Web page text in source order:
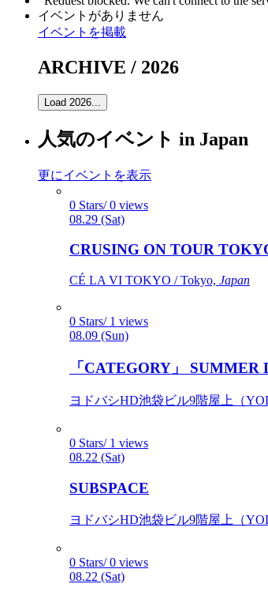
イベントがありません
イベントを掲載
ARCHIVE / 2026
Load 2026...
人気のイベント in Japan
更にイベントを表示
0 Stars/ 0 views
08.29 (Sat)
CRUSING ON TOUR
CÉ LA VI TOKYO / Tokyo, Japan
0 Stars/ 1 views
08.09 (Sun)
「CATEGORY」
ヨドバシHD池袋ビル9階屋上（
0 Stars/ 1 views
08.22 (Sat)
SUBSPACE
ヨドバシHD池袋ビル9階屋上（
0 Stars/ 0 views
08.22 (Sat)